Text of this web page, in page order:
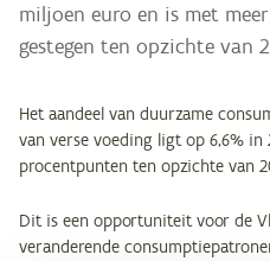
miljoen euro en is met
gestegen ten opzichte van
Het aandeel van duurzame
van verse voeding ligt op 6,6% in
procentpunten ten opzichte van
Dit is een opportuniteit voor de
veranderende